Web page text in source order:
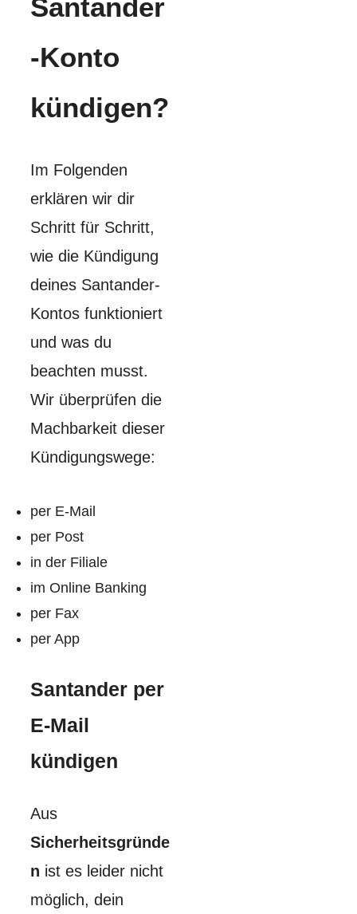
Santander
-Konto
kündigen?
Im Folgenden
erklären wir dir
Schritt für Schritt,
wie die Kündigung
deines Santander-
Kontos funktioniert
und was du
beachten musst.
Wir überprüfen die
Machbarkeit dieser
Kündigungswege:
per E-Mail
per Post
in der Filiale
im Online Banking
per Fax
per App
Santander per
E-Mail
kündigen
Aus
Sicherheitsgründe
n ist es leider nicht
möglich, dein